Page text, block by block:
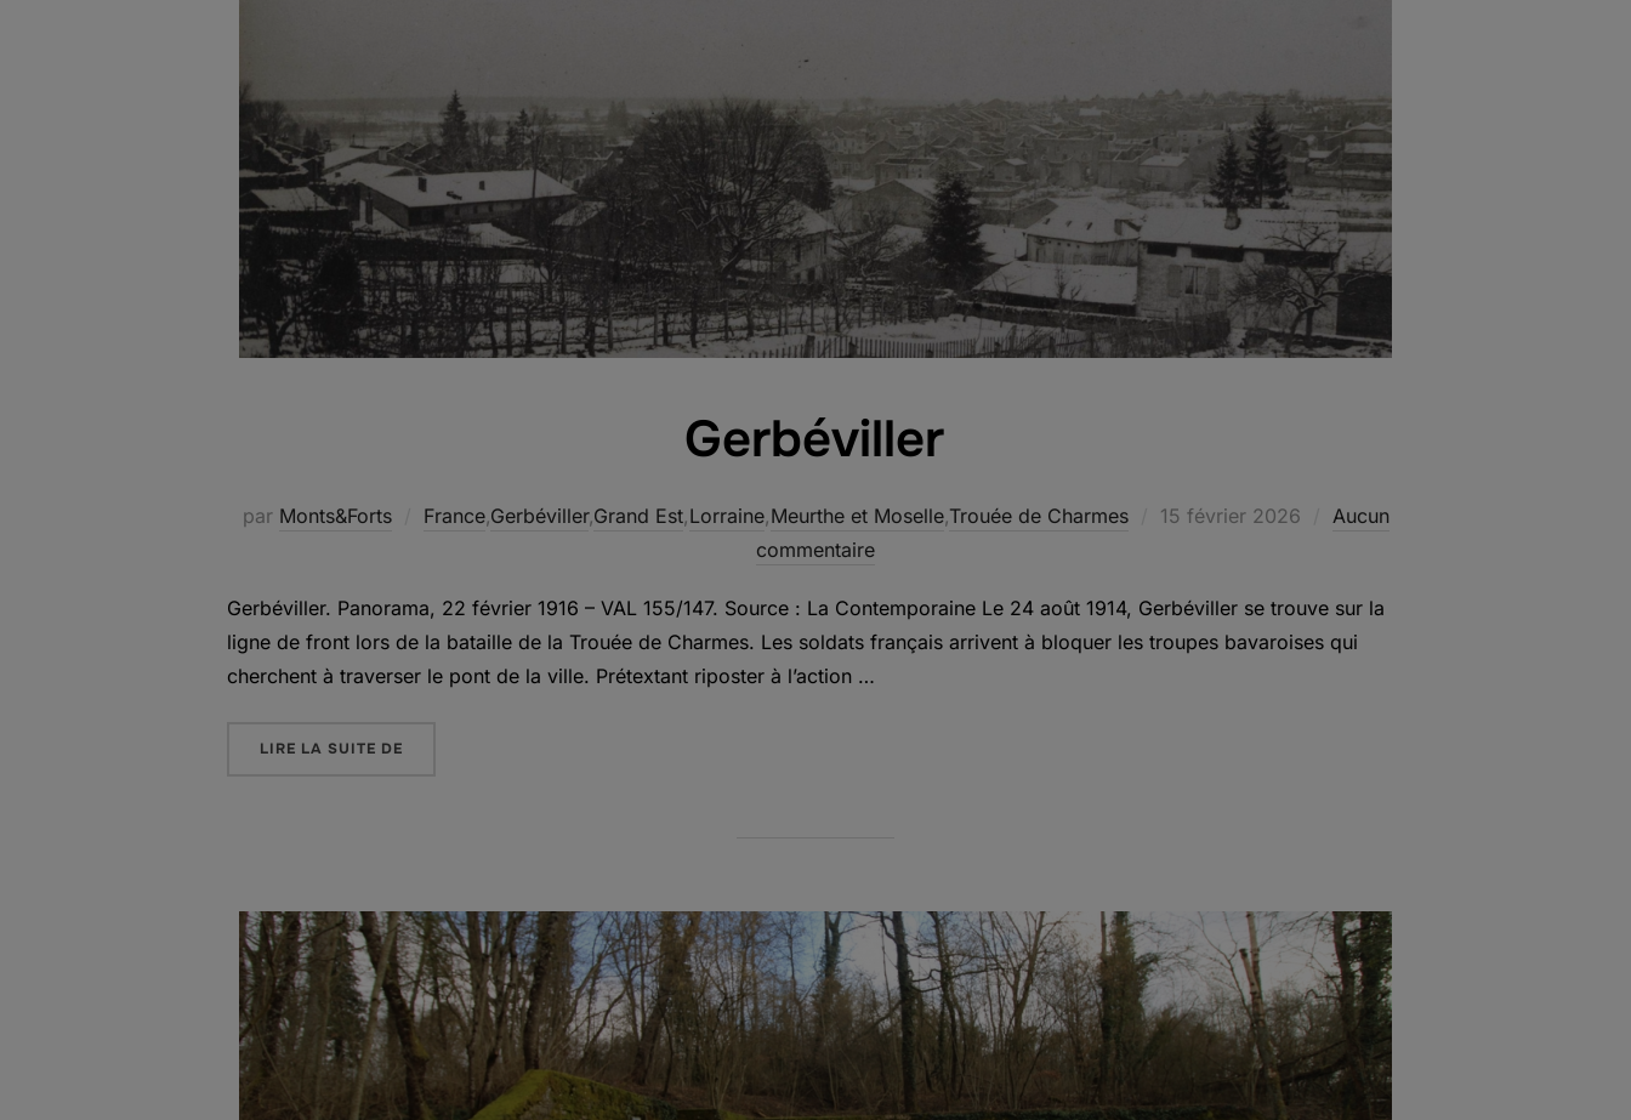
Gerbéviller
par Monts&Forts France,Gerbéviller,Grand Est,Lorraine,Meurthe et Moselle,Trouée de Charmes
Publié
15 février 2026
Aucun
commentaire
Gerbéviller. Panorama, 22 février 1916 – VAL 155/147. Source : La Contemporaine Le 24 août 1914, Gerbéviller se trouve sur la
ligne de front lors de la bataille de la Trouée de Charmes. Les soldats français arrivent à bloquer les troupes bavaroises qui
cherchent à traverser le pont de la ville. Prétextant riposter à l’action …
LIRE LA SUITE DE